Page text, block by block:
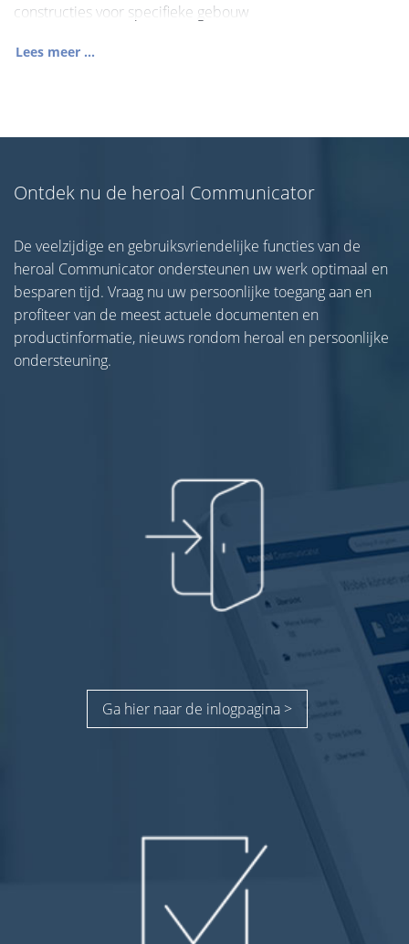
constructies voor specifieke gebouw
Lees meer ...
Ontdek nu de heroal Communicator
De veelzijdige en gebruiksvriendelijke functies van de
heroal Communicator ondersteunen uw werk optimaal en
besparen tijd. Vraag nu uw persoonlijke toegang aan en
profiteer van de meest actuele documenten en
productinformatie, nieuws rondom heroal en persoonlijke
ondersteuning.
Ga hier naar de inlogpagina >